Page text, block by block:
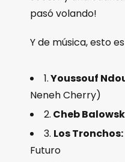
pasó volando!
Y de música, esto
1.Youssouf
Neneh Cherry)
2. Cheb
3. Los Tronchos:
Futuro